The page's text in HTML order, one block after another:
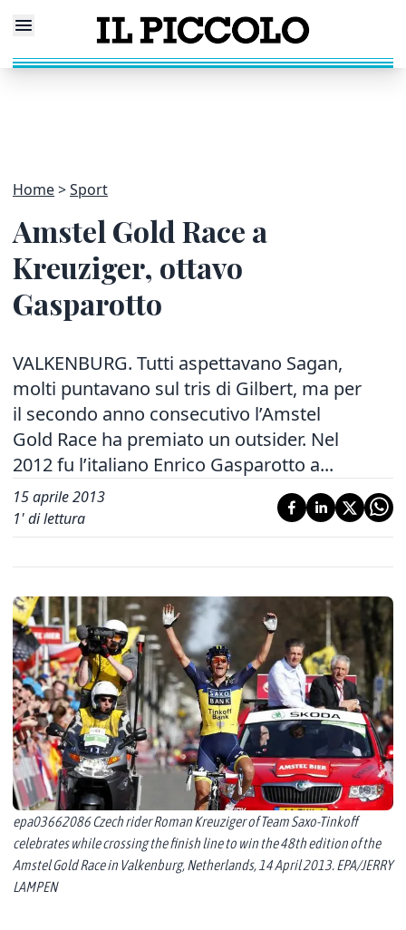
Home Sport
Amstel Gold Race a
Kreuziger, ottavo
Gasparotto
VALKENBURG. Tutti aspettavano Sagan,
molti puntavano sul tris di Gilbert, ma per
il secondo anno consecutivo l’Amstel
Gold Race ha premiato un outsider. Nel
2012 fu l’italiano Enrico Gasparotto a...
15 aprile 2013
1' di lettura
epa03662086 Czech rider Roman Kreuziger of Team Saxo-Tinkoff
celebrates while crossing the finish line to win the 48th edition of the
Amstel Gold Race in Valkenburg, Netherlands, 14 April 2013. EPA/JERRY
LAMPEN